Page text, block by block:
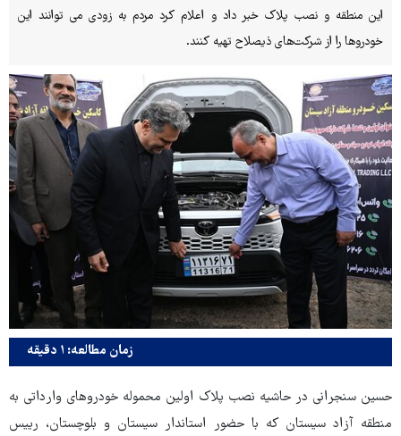
این منطقه و نصب پلاک خبر داد و اعلام کرد مردم به زودی می توانند این
خودروها را از شرکت‌های ذیصلاح تهیه کنند.
زمان مطالعه: ۱ دقیقه
حسین سنجرانی در حاشیه نصب پلاک اولین محموله خودروهای وارداتی به
منطقه آزاد سیستان که با حضور استاندار سیستان و بلوچستان، رییس